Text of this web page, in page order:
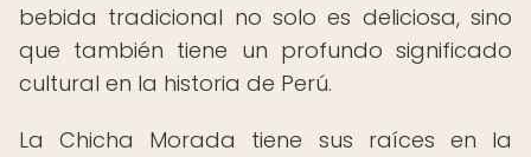
bebida tradicional no solo es deliciosa, sino
que también tiene un profundo significado
cultural en la historia de Perú.
La Chicha Morada tiene sus raíces en la